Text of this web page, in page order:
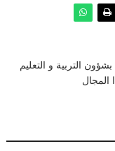
التربية و التعليم
المجال